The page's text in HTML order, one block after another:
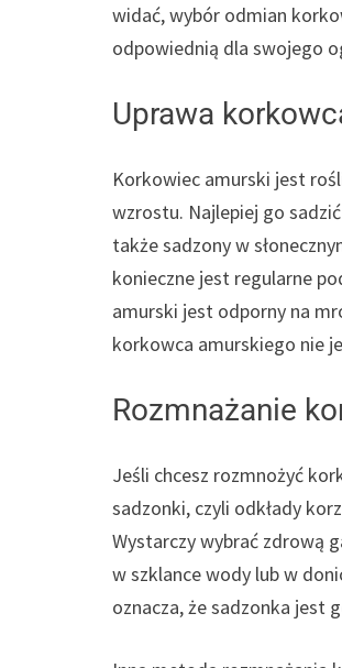
widać, wybór odmian
odpowiednią dla swojego
Uprawa
Korkowiec amurski jest
wzrostu. Najlepiej go
także sadzony w
konieczne jest regularne
amurski jest odporny na
korkowca amurskiego nie
Rozmnażanie
Jeśli chcesz rozmnożyć
sadzonki, czyli odkłady
Wystarczy wybrać zdrową
w szklance wody lub w
oznacza, że sadzonka jest